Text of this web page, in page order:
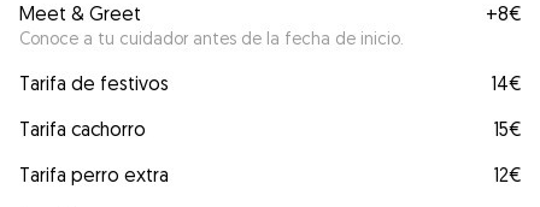
Meet & Greet
Conoce a tu cuidador antes de la fecha de inicio.
+8€
Tarifa de festivos
14€
Tarifa cachorro
15€
Tarifa perro extra
12€